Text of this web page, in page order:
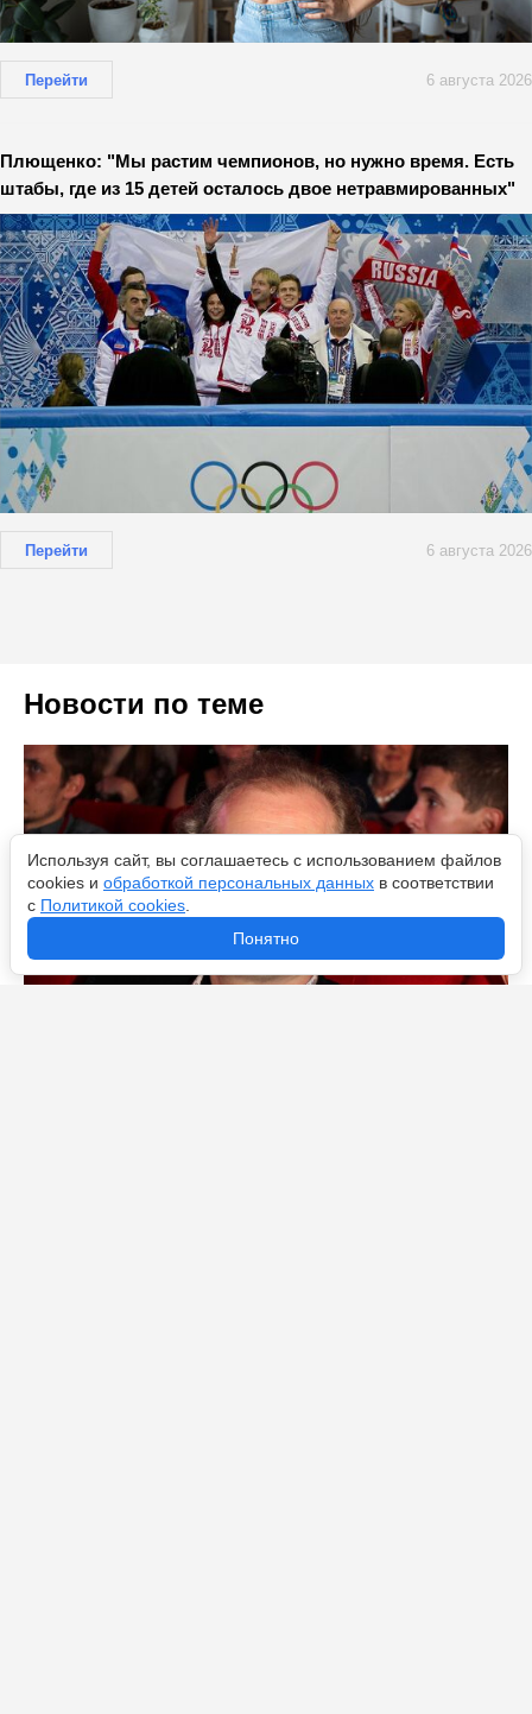
Новости по теме
Перейти 6 августа 2026
Плющенко: "Мы растим чемпионов, но нужно время. Есть
штабы, где из 15 детей осталось двое нетравмированных"
Перейти 6 августа 2026
Используя сайт, вы соглашаетесь с использованием файлов
cookies и обработкой персональных данных в соответствии
с Политикой cookies
Понятно